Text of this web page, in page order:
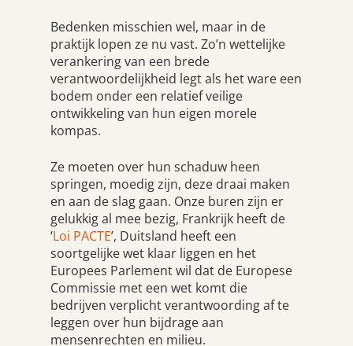
Bedenken misschien wel, maar in de
praktijk lopen ze nu vast. Zo’n wettelijke
verankering van een brede
verantwoordelijkheid legt als het ware een
bodem onder een relatief veilige
ontwikkeling van hun eigen morele
kompas.
Ze moeten over hun schaduw heen
springen, moedig zijn, deze draai maken
en aan de slag gaan. Onze buren zijn er
gelukkig al mee bezig, Frankrijk heeft de
‘Loi PACTE’, Duitsland heeft een
soortgelijke wet klaar liggen en het
Europees Parlement wil dat de Europese
Commissie met een wet komt die
bedrijven verplicht verantwoording af te
leggen over hun bijdrage aan
mensenrechten en milieu.